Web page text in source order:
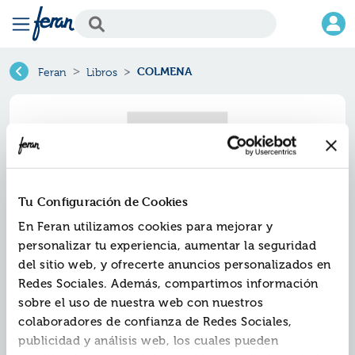
Tu Configuración de Cookies
En Feran utilizamos cookies para mejorar y
personalizar tu experiencia, aumentar la seguridad
del sitio web, y ofrecerte anuncios personalizados en
Redes Sociales. Además, compartimos información
sobre el uso de nuestra web con nuestros
colaboradores de confianza de Redes Sociales,
publicidad y análisis web, los cuales pueden
Feran Libros COLMENA
Colmena
Ref.ZCA-300
ISBN:9788437607948